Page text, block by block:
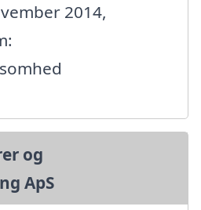
2014,
og
ApS